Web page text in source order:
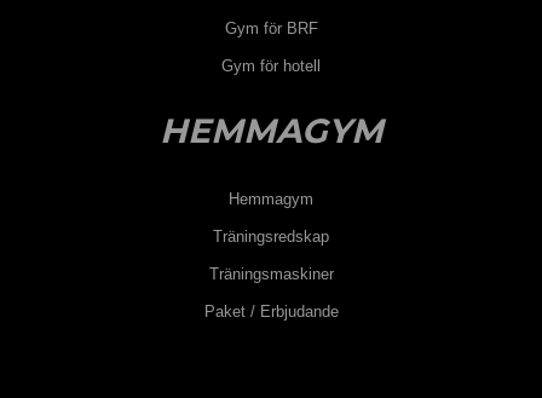
Gym för BRF
Gym för hotell
HEMMAGYM
Hemmagym
Träningsredskap
Träningsmaskiner
Paket / Erbjudande